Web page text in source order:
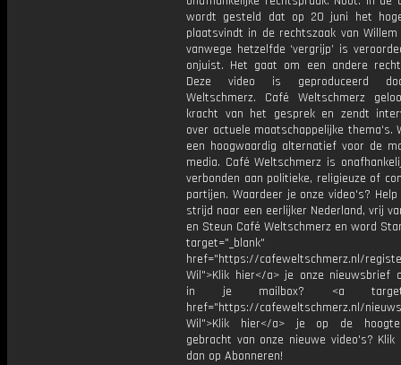
wordt gesteld dat op 20 juni het
plaatsvindt in de rechtszaak van Willem
vanwege hetzelfde ‘vergrijp’ is
onjuist. Het gaat om een andere
Deze video is geproduceerd
Weltschmerz. Café Weltschmerz
kracht van het gesprek en zendt
over actuele maatschappelijke thema's.
een hoogwaardig alternatief voor de
media. Café Weltschmerz is
verbonden aan politieke, religieuze of
partijen. Waardeer je onze video's?
strijd naar een eerlijker Nederland, vrij
en Steun Café Weltschmerz en word
target="_blank"
href="https://cafeweltschmerz.nl/
Wil">Klik hier</a> je onze nieuwsbrief
in je mailbox? <a
href="https://cafeweltschmerz.nl/
Wil">Klik hier</a> je op de
gebracht van onze nieuwe video's? Klik
dan op Abonneren!